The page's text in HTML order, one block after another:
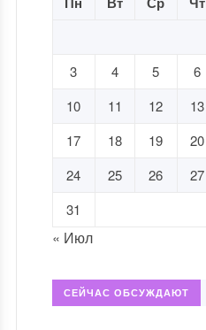
3
4 5 6
10
11 12 13
17
18 19 20
24
25 26 27
31
« Июл
СЕЙЧАС ОБСУЖДАЮТ